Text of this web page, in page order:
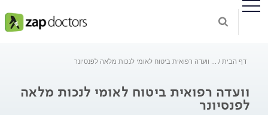
דף הבית וועדה רפואית ביטוח לאומי לנכות מלאה לפנסיונר
וועדה רפואית ביטוח לאומי לנכות מלאה
לפנסיונר